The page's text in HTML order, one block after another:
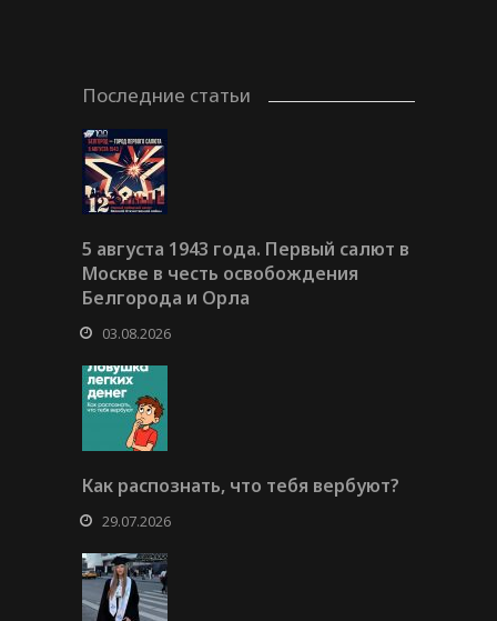
Последние статьи
5 августа 1943 года. Первый салют в
Москве в честь освобождения
Белгорода и Орла
03.08.2026
Как распознать, что тебя вербуют?
29.07.2026